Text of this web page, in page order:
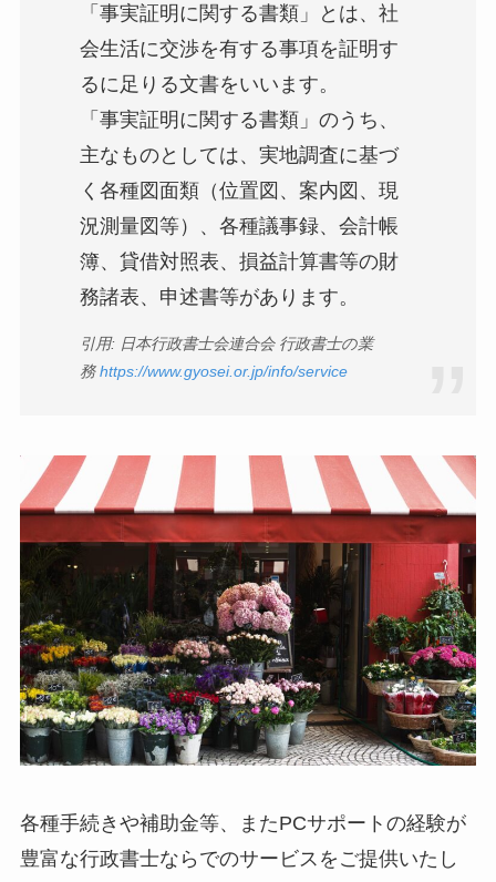
「事実証明に関する書類」とは、社
会生活に交渉を有する事項を証明す
るに足りる文書をいいます。
「事実証明に関する書類」のうち、
主なものとしては、実地調査に基づ
く各種図面類（位置図、案内図、現
況測量図等）、各種議事録、会計帳
簿、貸借対照表、損益計算書等の財
務諸表、申述書等があります。
引用: 日本行政書士会連合会 行政書士の業
務https://www.gyosei.or.jp/info/service
各種手続きや補助金等、またPCサポートの経験が
豊富な行政書士ならでのサービスをご提供いたし